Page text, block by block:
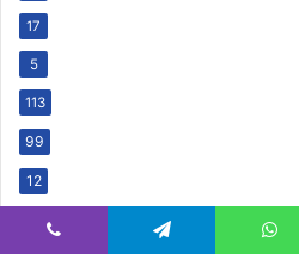
17
5
113
99
12
1٬265